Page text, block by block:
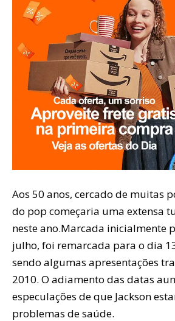
Aos 50 anos, cercado de muitas
do pop começaria uma extensa
neste ano.Marcada inicialmente
julho, foi remarcada para o dia
sendo algumas apresentações
2010. O adiamento das datas
especulações de que Jackson
problemas de saúde.